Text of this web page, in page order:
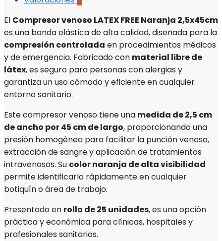
El Compresor venoso LATEX FREE Naranja 2,5x45cm
es una banda elástica de alta calidad, diseñada para la
compresión controlada en procedimientos médicos
y de emergencia. Fabricado con material libre de
látex, es seguro para personas con alergias y
garantiza un uso cómodo y eficiente en cualquier
entorno sanitario.
Este compresor venoso tiene una medida de 2,5 cm
de ancho por 45 cm de largo, proporcionando una
presión homogénea para facilitar la punción venosa,
extracción de sangre y aplicación de tratamientos
intravenosos. Su color naranja de alta visibilidad
permite identificarlo rápidamente en cualquier
botiquín o área de trabajo.
Presentado en rollo de 25 unidades, es una opción
práctica y económica para clínicas, hospitales y
profesionales sanitarios.